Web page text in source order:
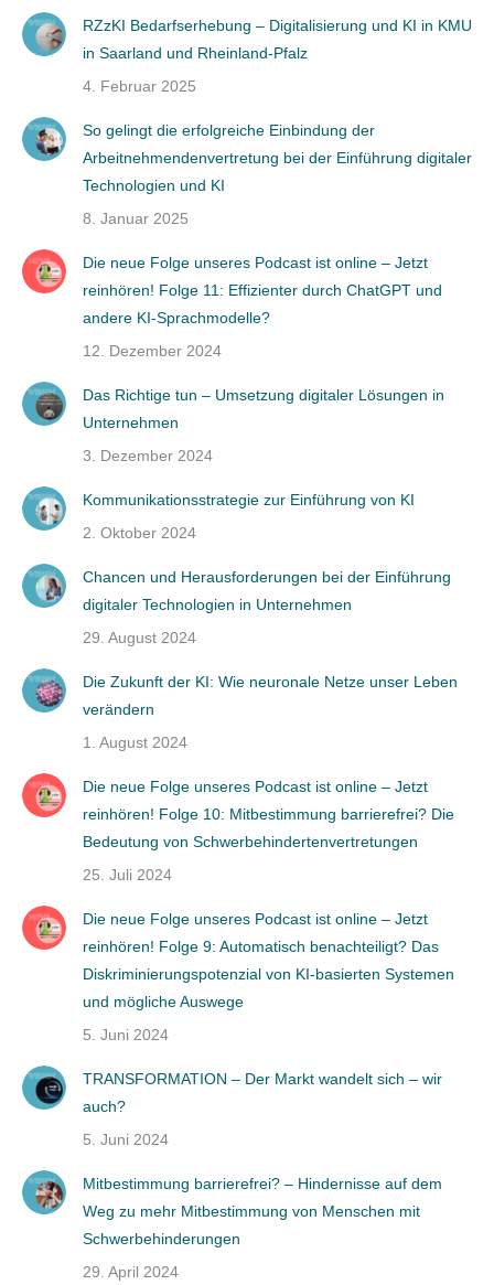
RZzKI Bedarfserhebung – Digitalisierung und KI in KMU
in Saarland und Rheinland-Pfalz
4. Februar 2025
So gelingt die erfolgreiche Einbindung der
Arbeitnehmendenvertretung bei der Einführung digitaler
Technologien und KI
8. Januar 2025
Die neue Folge unseres Podcast ist online – Jetzt
reinhören! Folge 11: Effizienter durch ChatGPT und
andere KI-Sprachmodelle?
12. Dezember 2024
Das Richtige tun – Umsetzung digitaler Lösungen in
Unternehmen
3. Dezember 2024
Kommunikationsstrategie zur Einführung von KI
2. Oktober 2024
Chancen und Herausforderungen bei der Einführung
digitaler Technologien in Unternehmen
29. August 2024
Die Zukunft der KI: Wie neuronale Netze unser Leben
verändern
1. August 2024
Die neue Folge unseres Podcast ist online – Jetzt
reinhören! Folge 10: Mitbestimmung barrierefrei? Die
Bedeutung von Schwerbehindertenvertretungen
25. Juli 2024
Die neue Folge unseres Podcast ist online – Jetzt
reinhören! Folge 9: Automatisch benachteiligt? Das
Diskriminierungspotenzial von KI-basierten Systemen
und mögliche Auswege
5. Juni 2024
TRANSFORMATION – Der Markt wandelt sich – wir
auch?
5. Juni 2024
Mitbestimmung barrierefrei? – Hindernisse auf dem
Weg zu mehr Mitbestimmung von Menschen mit
Schwerbehinderungen
29. April 2024